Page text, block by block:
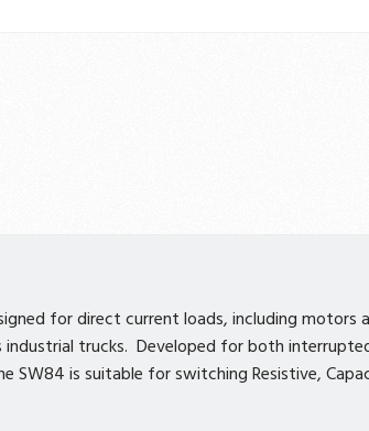
for direct current loads, including motors
industrial trucks. Developed for both
SW84 is suitable for switching Resistive,